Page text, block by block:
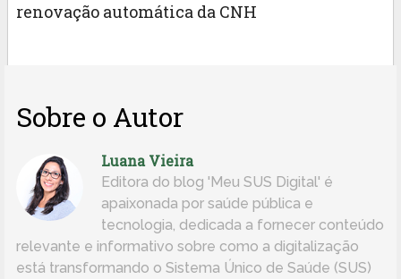
renovação automática da CNH
Sobre o Autor
Luana Vieira
Editora do blog 'Meu SUS Digital' é
apaixonada por saúde pública e
tecnologia, dedicada a fornecer conteúdo
relevante e informativo sobre como a digitalização
está transformando o Sistema Único de Saúde (SUS)